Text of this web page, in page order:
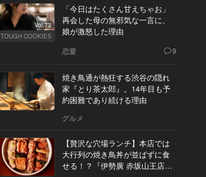
Vol.73
TOUGH COOKIES
「今日はたくさん甘えちゃお」
再会した母の無邪気な一言に、
娘が激怒した理由
恋愛 9
焼き鳥通が熱狂する渋谷の隠れ
家『とり茶太郎』。14年目も予
約困難であり続ける理由
グルメ
【贅沢な穴場ランチ】本店では
大行列の焼き鳥丼が並ばずに食
せる！？『伊勢廣 赤坂山王店』